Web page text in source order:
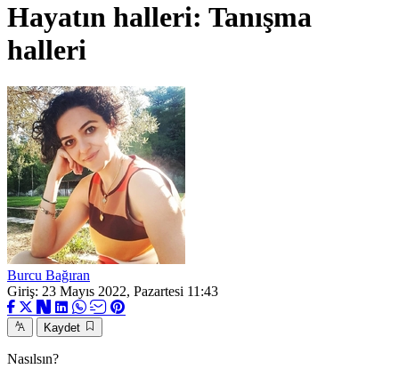
Hayatın halleri: Tanışma
halleri
Burcu Bağıran
Giriş: 23 Mayıs 2022, Pazartesi 11:43
Kaydet
Nasılsın?